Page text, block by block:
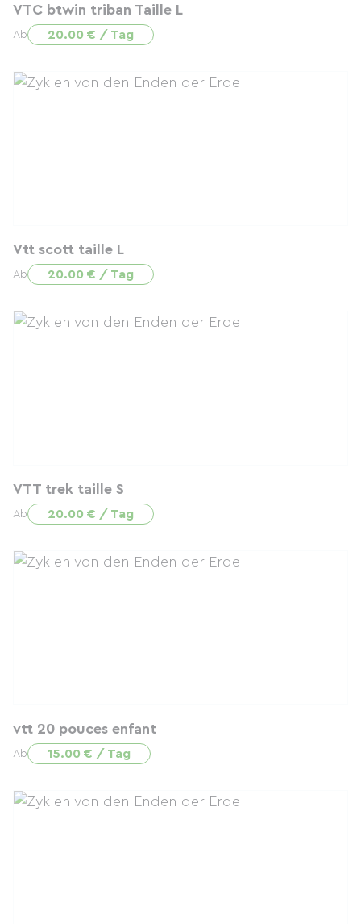
VTC btwin triban Taille L
Ab 20.00 € / Tag
Vtt scott taille L
Ab 20.00 € / Tag
VTT trek taille S
Ab 20.00 € / Tag
vtt 20 pouces enfant
Ab 15.00 € / Tag